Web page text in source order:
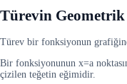
Türevin Geometrik
Türev bir fonksiyonun
Bir fonksiyonunun x=a
çizilen teğetin eğimidir.